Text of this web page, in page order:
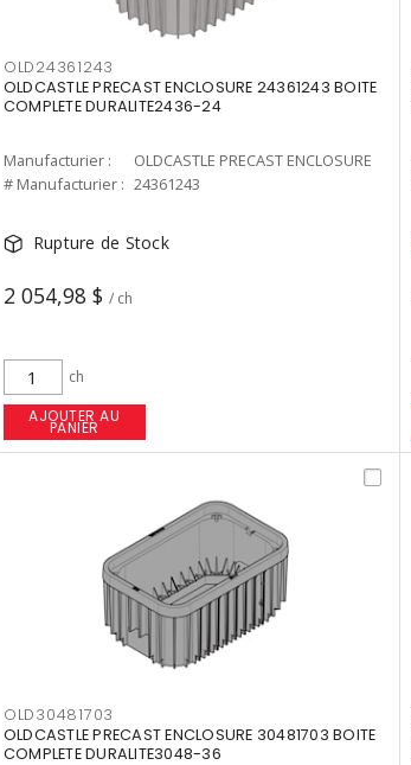
OLD24361243
OLDCASTLE PRECAST ENCLOSURE 24361243 BOITE
COMPLETE DURALITE2436-24
Manufacturier :
OLDCASTLE PRECAST ENCLOSURE
# Manufacturier : 24361243
Rupture de Stock
2 054,98 $ / ch
ch
AJOUTER AU
PANIER
OLD30481703
OLDCASTLE PRECAST ENCLOSURE 30481703 BOITE
COMPLETE DURALITE3048-36